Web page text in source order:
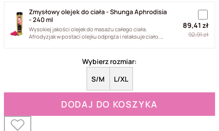
Zmysłowy olejek do ciała - Shunga Aphrodisia
- 240 ml
Wysokiej jakości olejek do masażu całego ciała.
Afrodyzjak w postaci olejku odpręża i relaksuje ciało.
89,41 zł
92,91 zł
Wybierz rozmiar:
S/M
L/XL
DODAJ DO KOSZYKA